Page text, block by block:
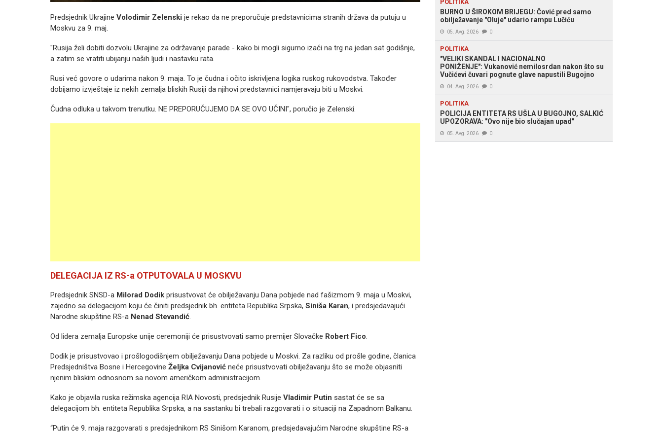
Predsjednik Ukrajine Volodimir Zelenski je rekao da ne preporučuje predstavnicima stranih država da putuju u
Moskvu za 9. maj.
"Rusija želi dobiti dozvolu Ukrajine za održavanje parade - kako bi mogli sigurno izaći na trg na jedan sat godišnje,
a zatim se vratiti ubijanju naših ljudi i nastavku rata.
Rusi već govore o udarima nakon 9. maja. To je čudna i očito iskrivljena logika ruskog rukovodstva. Također
dobijamo izvještaje iz nekih zemalja bliskih Rusiji da njihovi predstavnici namjeravaju biti u Moskvi.
Čudna odluka u takvom trenutku. NE PREPORUČUJEMO DA SE OVO UČINI", poručio je Zelenski.
DELEGACIJA IZ RS-a OTPUTOVALA U MOSKVU
Predsjednik SNSD-a Milorad Dodik prisustvovat će obilježavanju Dana pobjede nad fašizmom 9. maja u Moskvi,
zajedno sa delegacijom koju će činiti predsjednik bh. entiteta Republika Srpska, Siniša Karan, i predsjedavajući
Narodne skupštine RS-a Nenad Stevandić.
Od lidera zemalja Europske unije ceremoniji će prisustvovati samo premijer Slovačke Robert Fico.
Dodik je prisustvovao i prošlogodišnjem obilježavanju Dana pobjede u Moskvi. Za razliku od prošle godine, članica
Predsjedništva Bosne i Hercegovine Željka Cvijanović neće prisustvovati obilježavanju što se može objasniti
njenim bliskim odnosnom sa novom američkom administracijom.
Kako je objavila ruska režimska agencija RIA Novosti, predsjednik Rusije Vladimir Putin sastat će se sa
delegacijom bh. entiteta Republika Srpska, a na sastanku bi trebali razgovarati i o situaciji na Zapadnom Balkanu.
“Putin će 9. maja razgovarati s predsjednikom RS Sinišom Karanom, predsjedavajućim Narodne skupštine RS-a
POLITIKA
BURNO U ŠIROKOM BRIJEGU: Čović pred samo
obilježavanje "Oluje" udario rampu Lučiću
05. Avg. 2026 0
POLITIKA
"VELIKI SKANDAL I NACIONALNO
PONIŽENJE": Vukanović nemilosrdan nakon što su
Vučićevi čuvari pognute glave napustili Bugojno
04. Avg. 2026 0
POLITIKA
POLICIJA ENTITETA RS UŠLA U BUGOJNO, SALKIĆ
UPOZORAVA: "Ovo nije bio slučajan upad"
05. Avg. 2026 0